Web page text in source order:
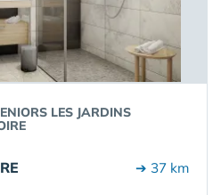
LES JARDINS
➔ 37 km